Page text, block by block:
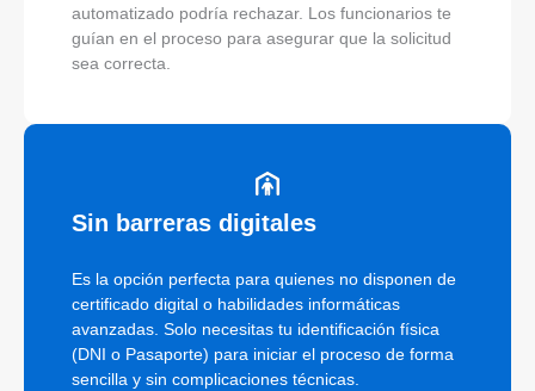
automatizado podría rechazar. Los funcionarios te
guían en el proceso para asegurar que la solicitud
sea correcta.
Sin barreras digitales
Es la opción perfecta para quienes no disponen de
certificado digital o habilidades informáticas
avanzadas. Solo necesitas tu identificación física
(DNI o Pasaporte) para iniciar el proceso de forma
sencilla y sin complicaciones técnicas.